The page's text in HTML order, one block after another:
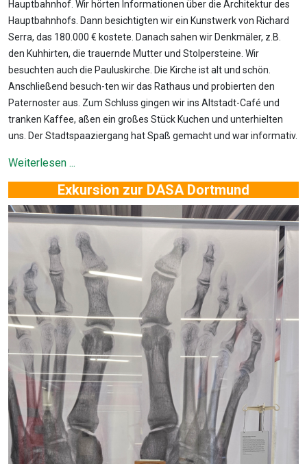
Hauptbahnhof. Wir hörten Informationen über die Architektur des
Hauptbahnhofs. Dann besichtigten wir ein Kunstwerk von Richard
Serra, das 180.000 € kostete. Danach sahen wir Denkmäler, z.B.
den Kuhhirten, die trauernde Mutter und Stolpersteine. Wir
besuchten auch die Pauluskirche. Die Kirche ist alt und schön.
Anschließend besuch-ten wir das Rathaus und probierten den
Paternoster aus. Zum Schluss gingen wir ins Altstadt-Café und
tranken Kaffee, aßen ein großes Stück Kuchen und unterhielten
uns. Der Stadtspaaziergang hat Spaß gemacht und war informativ.
Weiterlesen ...
Exkursion zur DASA Dortmund